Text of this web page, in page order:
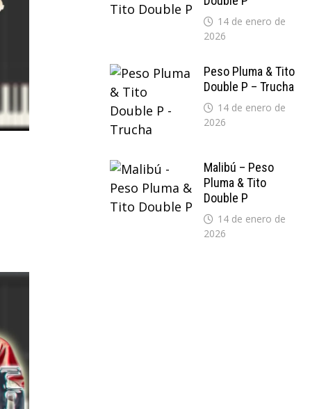
14 de enero de
2026
Peso Pluma & Tito
Double P – Trucha
14 de enero de
2026
Malibú – Peso
Pluma & Tito
Double P
14 de enero de
2026